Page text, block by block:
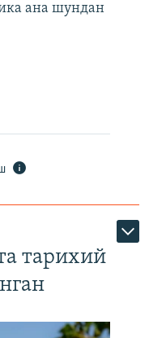
ана шундан
тарихий